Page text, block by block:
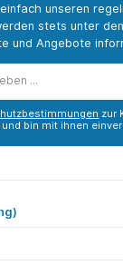
unseren
stets unter
und Angebote
Mail-
zur
bin mit ihnen